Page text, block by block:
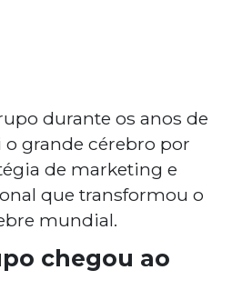
durante os anos de
grande cérebro por
de marketing e
que transformou o
mundial.
chegou ao